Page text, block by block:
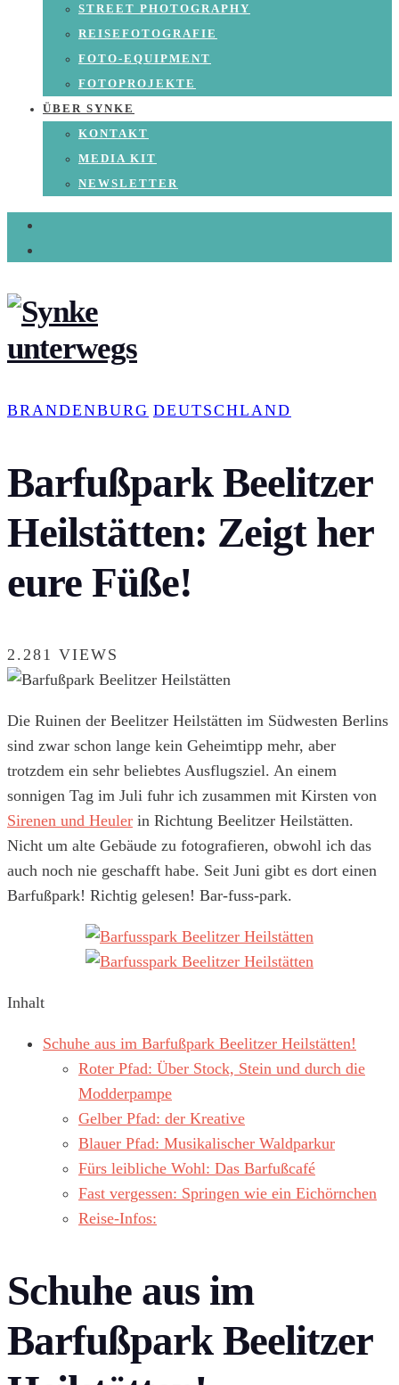
STREET PHOTOGRAPHY
REISEFOTOGRAFIE
FOTO-EQUIPMENT
FOTOPROJEKTE
ÜBER SYNKE
KONTAKT
MEDIA KIT
NEWSLETTER
BRANDENBURG DEUTSCHLAND
Barfußpark Beelitzer
Heilstätten: Zeigt her
eure Füße!
2.281 VIEWS
Die Ruinen der Beelitzer Heilstätten im Südwesten Berlins
sind zwar schon lange kein Geheimtipp mehr, aber
trotzdem ein sehr beliebtes Ausflugsziel. An einem
sonnigen Tag im Juli fuhr ich zusammen mit Kirsten von
Sirenen und Heuler in Richtung Beelitzer Heilstätten.
Nicht um alte Gebäude zu fotografieren, obwohl ich das
auch noch nie geschafft habe. Seit Juni gibt es dort einen
Barfußpark! Richtig gelesen! Bar-fuss-park.
Inhalt
Schuhe aus im Barfußpark Beelitzer Heilstätten!
Roter Pfad: Über Stock, Stein und durch die
Modderpampe
Gelber Pfad: der Kreative
Blauer Pfad: Musikalischer Waldparkur
Fürs leibliche Wohl: Das Barfußcafé
Fast vergessen: Springen wie ein Eichörnchen
Reise-Infos:
Schuhe aus im
Barfußpark Beelitzer